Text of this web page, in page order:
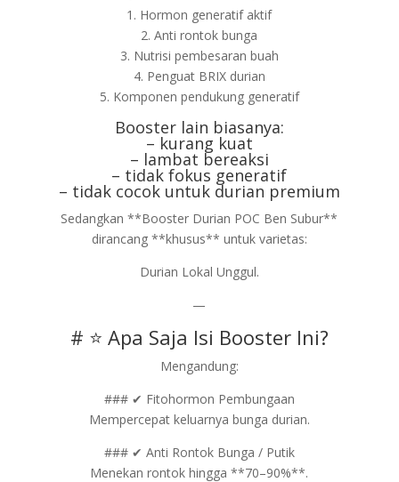
1. Hormon generatif aktif
2. Anti rontok bunga
3. Nutrisi pembesaran buah
4. Penguat BRIX durian
5. Komponen pendukung generatif
Booster lain biasanya:
– kurang kuat
– lambat bereaksi
– tidak fokus generatif
– tidak cocok untuk durian premium
Sedangkan **Booster Durian POC Ben Subur**
dirancang **khusus** untuk varietas:
Durian Lokal Unggul.
—
# ⭐ Apa Saja Isi Booster Ini?
Mengandung:
### ✔ Fitohormon Pembungaan
Mempercepat keluarnya bunga durian.
### ✔ Anti Rontok Bunga / Putik
Menekan rontok hingga **70–90%**.